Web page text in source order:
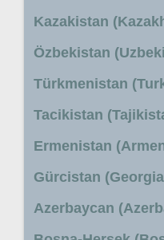
Kazakistan
Özbekistan
Türkmenistan
Tacikistan
Ermenistan
Gürcistan
Azerbaycan